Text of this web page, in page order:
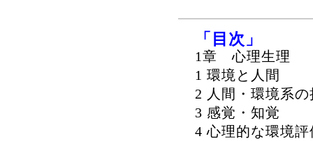
「目次」
1章 心理生理
1 環境と人間
2 人間・環境系
3 感覚・知覚
4 心理的な環境